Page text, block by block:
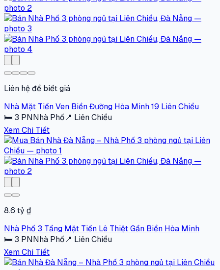
Liên hệ để biết giá
Nhà Mặt Tiền Ven Biển Đường Hòa Minh 19 Liên Chiểu
🛏 3 PNNhà Phố📍 Liên Chiểu
Xem Chi Tiết
8.6 tỷ ₫
Nhà Phố 3 Tầng Mặt Tiền Lê Thiệt Gần Biển Hòa Minh
🛏 3 PNNhà Phố📍 Liên Chiểu
Xem Chi Tiết